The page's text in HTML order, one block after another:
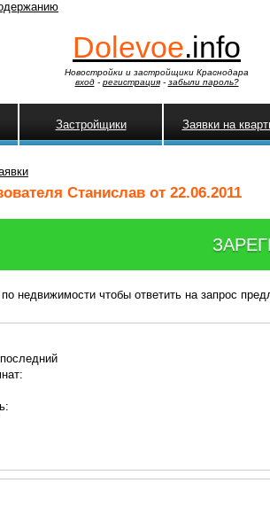
Dolevoe.info
Новостройки и застройщики Краснодара
вход- регистрация- забыли пароль?
Застройщики Заявки на
Станислав от 22.06.2011
по недвижимости чтобы ответить на запрос